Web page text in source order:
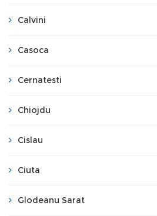
Calvini
Casoca
Cernatesti
Chiojdu
Cislau
Ciuta
Glodeanu Sarat